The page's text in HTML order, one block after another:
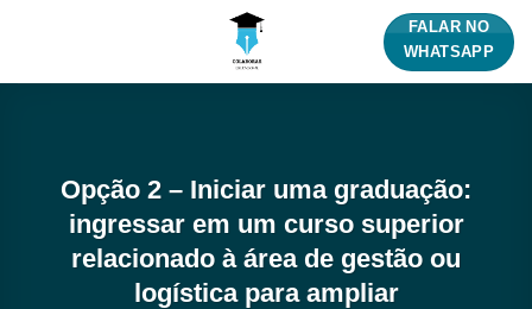
FALAR NO
WHATSAPP
Opção 2 – Iniciar uma graduação:
ingressar em um curso superior
relacionado à área de gestão ou
logística para ampliar